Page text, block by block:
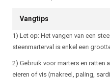
Vangtips
1) Let op: Het vangen van een
steenmarterval is enkel een
2) Gebruik voor marters en ratten
eieren of vis (makreel, paling,